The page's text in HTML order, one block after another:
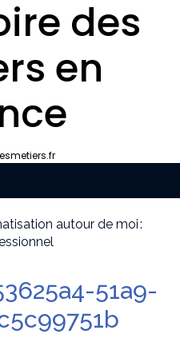
des
en
autour de moi :
optimiser votre site
IA
pour conquérir votre
51a9-